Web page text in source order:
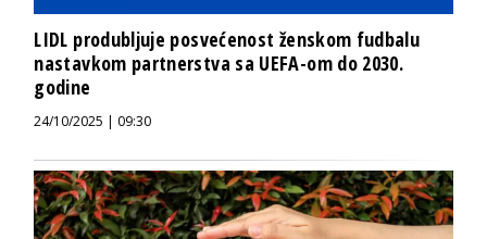
LIDL produbljuje posvećenost ženskom fudbalu
nastavkom partnerstva sa UEFA-om do 2030.
godine
24/10/2025 | 09:30